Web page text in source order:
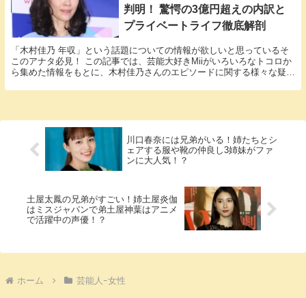
判明！ 驚愕の3億円超えの内訳と
プライベートライフ徹底解剖
「木村佳乃 年収」という話題についての情報が欲しいと思っているそ
このアナタ必見！ この記事では、芸能大好きMiiがいろいろなトコロか
ら集めた情報をもとに、木村佳乃さんのエピソードに関する様々な疑問
川口春奈には兄弟がいる！姉たちとシ
ェアする服や靴の仲良し3姉妹がファ
ンに大人気！？
土屋太鳳の兄弟がすごい！姉土屋炎伽
はミスジャパンで弟土屋神葉はアニメ
で活躍中の声優！？
ホーム 芸能人ｰ女性